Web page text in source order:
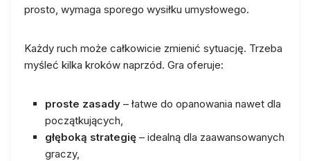
prosto, wymaga sporego wysiłku umysłowego.
Każdy ruch może całkowicie zmienić sytuację. Trzeba
myśleć kilka kroków naprzód. Gra oferuje:
proste zasady – łatwe do opanowania nawet dla
początkujących,
głęboką strategię – idealną dla zaawansowanych
graczy,